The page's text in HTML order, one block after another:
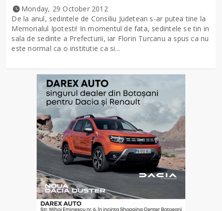
Monday, 29 October 2012
De la anul, sedintele de Consiliu Judetean s-ar putea tine la
Memorialul Ipotesti! In momentul de fata, sedintele se tin in
sala de sedinte a Prefecturii, iar Florin Turcanu a spus ca nu
este normal ca o institutie ca si...